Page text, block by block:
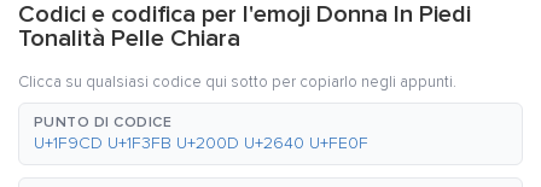
Codici e codifica per l'emoji Donna In Piedi
Tonalità Pelle Chiara
Clicca su qualsiasi codice qui sotto per copiarlo negli appunti.
PUNTO DI CODICE
U+1F9CD U+1F3FB U+200D U+2640 U+FE0F